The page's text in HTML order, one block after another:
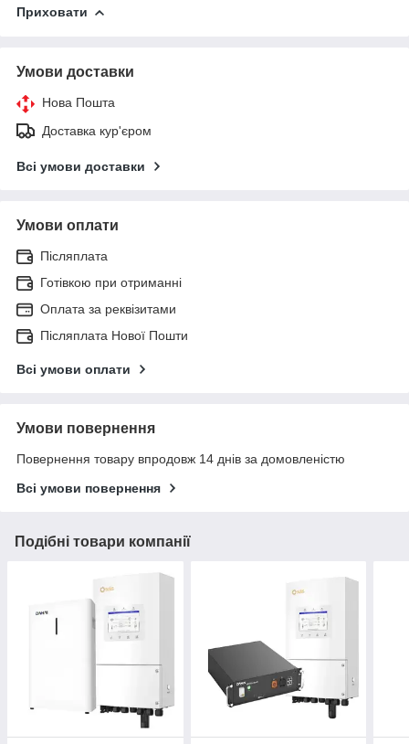
Приховати
Умови доставки
Нова Пошта
Доставка кур'єром
Всі умови доставки
Умови оплати
Післяплата
Готівкою при отриманні
Оплата за реквізитами
Післяплата Нової Пошти
Всі умови оплати
Умови повернення
Повернення товару впродовж 14 днів за домовленістю
Всі умови повернення
Подібні товари компанії